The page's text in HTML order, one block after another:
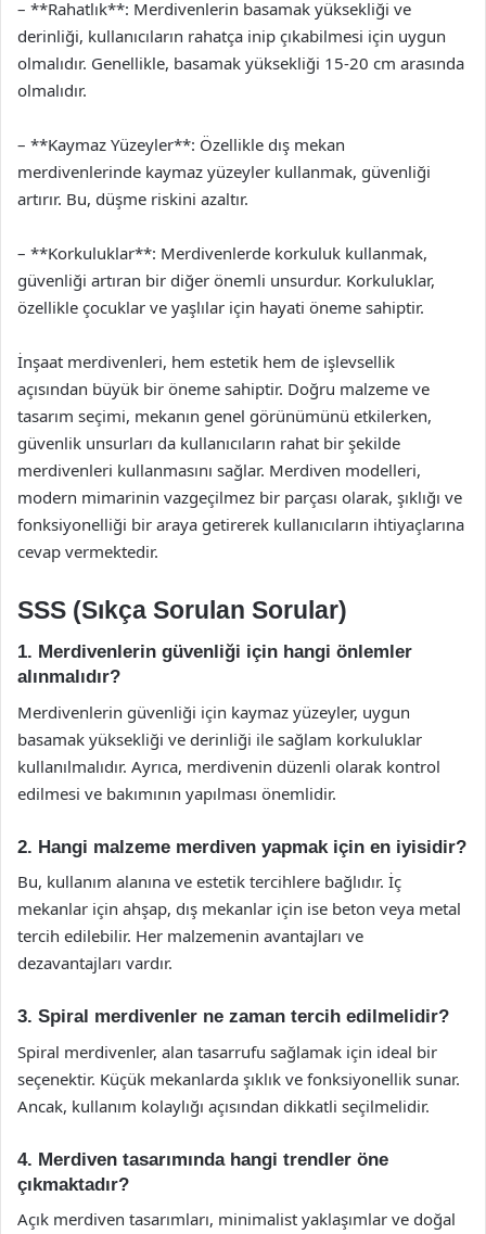
– **Rahatlık**: Merdivenlerin basamak yüksekliği ve
derinliği, kullanıcıların rahatça inip çıkabilmesi için uygun
olmalıdır. Genellikle, basamak yüksekliği 15-20 cm arasında
olmalıdır.
– **Kaymaz Yüzeyler**: Özellikle dış mekan
merdivenlerinde kaymaz yüzeyler kullanmak, güvenliği
artırır. Bu, düşme riskini azaltır.
– **Korkuluklar**: Merdivenlerde korkuluk kullanmak,
güvenliği artıran bir diğer önemli unsurdur. Korkuluklar,
özellikle çocuklar ve yaşlılar için hayati öneme sahiptir.
İnşaat merdivenleri, hem estetik hem de işlevsellik
açısından büyük bir öneme sahiptir. Doğru malzeme ve
tasarım seçimi, mekanın genel görünümünü etkilerken,
güvenlik unsurları da kullanıcıların rahat bir şekilde
merdivenleri kullanmasını sağlar. Merdiven modelleri,
modern mimarinin vazgeçilmez bir parçası olarak, şıklığı ve
fonksiyonelliği bir araya getirerek kullanıcıların ihtiyaçlarına
cevap vermektedir.
SSS (Sıkça Sorulan Sorular)
1. Merdivenlerin güvenliği için hangi önlemler
alınmalıdır?
Merdivenlerin güvenliği için kaymaz yüzeyler, uygun
basamak yüksekliği ve derinliği ile sağlam korkuluklar
kullanılmalıdır. Ayrıca, merdivenin düzenli olarak kontrol
edilmesi ve bakımının yapılması önemlidir.
2. Hangi malzeme merdiven yapmak için en iyisidir?
Bu, kullanım alanına ve estetik tercihlere bağlıdır. İç
mekanlar için ahşap, dış mekanlar için ise beton veya metal
tercih edilebilir. Her malzemenin avantajları ve
dezavantajları vardır.
3. Spiral merdivenler ne zaman tercih edilmelidir?
Spiral merdivenler, alan tasarrufu sağlamak için ideal bir
seçenektir. Küçük mekanlarda şıklık ve fonksiyonellik sunar.
Ancak, kullanım kolaylığı açısından dikkatli seçilmelidir.
4. Merdiven tasarımında hangi trendler öne
çıkmaktadır?
Açık merdiven tasarımları, minimalist yaklaşımlar ve doğal